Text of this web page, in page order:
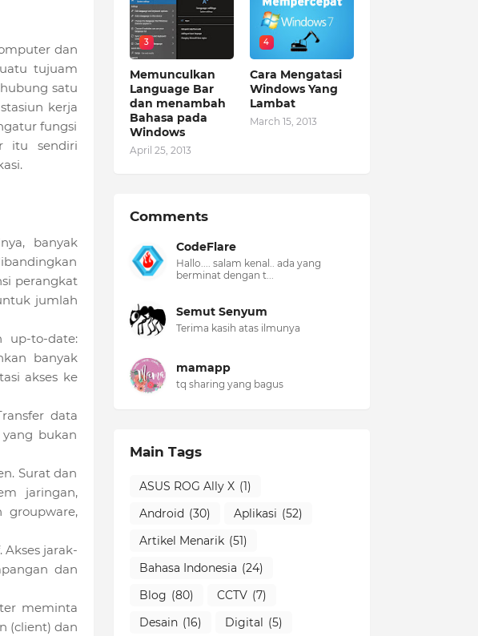
dan
tujuam
satu
kerja
fungsi
itu sendiri
banyak
perangkat
jumlah
up-to-date:
banyak
akses ke
data
bukan
Surat dan
jaringan,
groupware,
jarak-
dan
meminta
(client) dan
3
Memunculkan
Language Bar
dan menambah
Bahasa pada
Windows
April 25, 2013
4
Cara Mengatasi
Windows Yang
Lambat
March 15, 2013
Comments
CodeFlare
Hallo.... salam kenal.. ada yang
berminat dengan t...
Semut Senyum
Terima kasih atas ilmunya
mamapp
tq sharing yang bagus
Main Tags
ASUS ROG Ally X (1)
Android (30) Aplikasi (52)
Artikel Menarik (51)
Bahasa Indonesia (24)
Blog (80) CCTV (7)
Desain (16) Digital (5)